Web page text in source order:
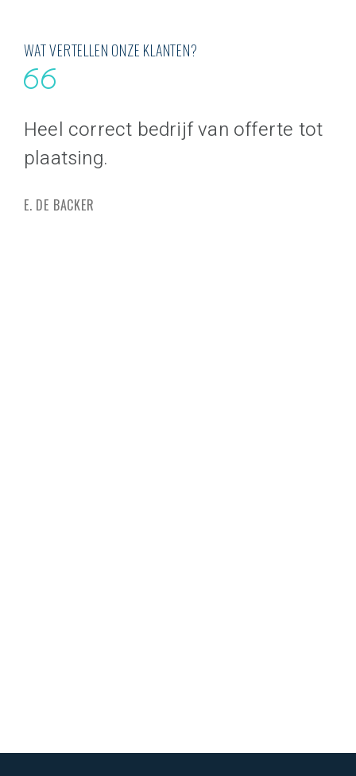
WAT VERTELLEN ONZE KLANTEN?
Heel correct bedrijf van offerte tot
plaatsing.
E. DE BACKER